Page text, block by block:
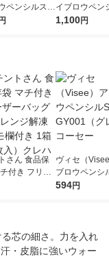
ペンシルスー
ム0．8 Ｂ
円
イブロウペン
パースリム0
1,100円
さん 食品保
付き フリー
グ L 電子レ
ヴィセ（
ブロウペンシ
01（グレー）
594円
芯の細さ。力を入れ
・皮脂に強いウォー